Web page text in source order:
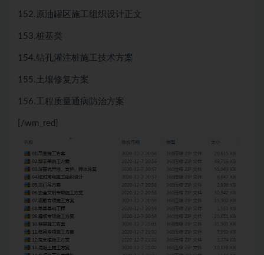
152.原油罐区施工组织设计正文
153.桩基类
154.钻孔灌注桩施工技术方案
155.土壤修复方案
156.工程质量通病防治方案
[/wm_red]